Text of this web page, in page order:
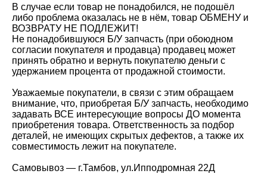
В случае если товар не понадобился, не подошёл
либо проблема оказалась не в нём, товар ОБМЕНУ и
ВОЗВРАТУ НЕ ПОДЛЕЖИТ!
Не понадобившуюся Б/У запчасть (при обоюдном
согласии покупателя и продавца) продавец может
принять обратно и вернуть покупателю деньги с
удержанием процента от продажной стоимости.
Уважаемые покупатели, в связи с этим обращаем
внимание, что, приобретая Б/У запчасть, необходимо
задавать ВСЕ интересующие вопросы ДО момента
приобретения товара. Ответственность за подбор
деталей, не имеющих скрытых дефектов, а также их
совместимость лежит на покупателе.
Самовывоз — г.Тамбов, ул.Ипподромная 22Д